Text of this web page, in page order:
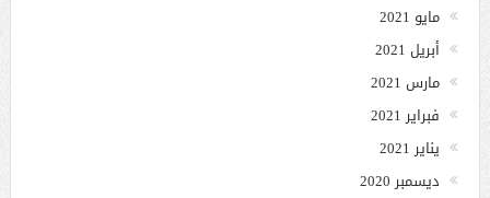
مايو 2021
أبريل 2021
مارس 2021
فبراير 2021
يناير 2021
ديسمبر 2020